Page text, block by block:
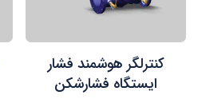
کنترلگر هوشمند فشار
ایستگاه فشارشکن